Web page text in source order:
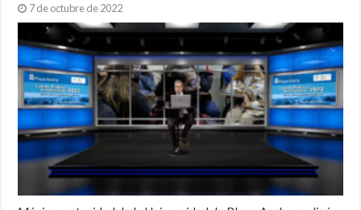
7 de octubre de 2022